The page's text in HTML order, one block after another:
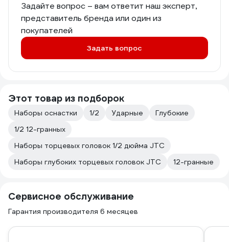
Задайте вопрос – вам ответит наш эксперт,
представитель бренда или один из
покупателей
Задать вопрос
Этот товар из подборок
Наборы оснастки 1/2 Ударные
Глубокие
1/2 12-гранных
Наборы торцевых головок 1/2 дюйма JTC
Наборы глубоких торцевых головок JTC
12-гранные
Сервисное обслуживание
Гарантия производителя 6 месяцев